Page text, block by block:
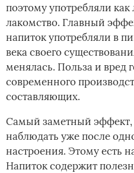
поэтому употребляли как
лакомство. Главный
напиток употребляли в
века своего
менялась. Польза и вред
современного
составляющих.
Самый заметный
наблюдать уже после
настроения. Этому есть
Напиток содержит